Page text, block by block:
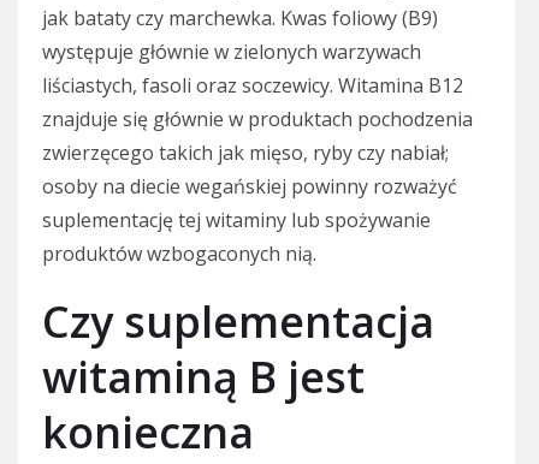
jak bataty czy marchewka. Kwas foliowy (B9)
występuje głównie w zielonych warzywach
liściastych, fasoli oraz soczewicy. Witamina B12
znajduje się głównie w produktach pochodzenia
zwierzęcego takich jak mięso, ryby czy nabiał;
osoby na diecie wegańskiej powinny rozważyć
suplementację tej witaminy lub spożywanie
produktów wzbogaconych nią.
Czy suplementacja
witaminą B jest
konieczna